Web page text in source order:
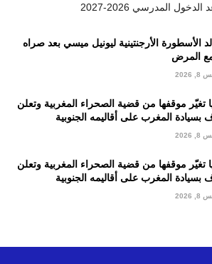
المدرسي 2026-2027
الأسطورة الأرجنتينية ليونيل ميسي بعد صراه
المرض
تغيّر موقفها من قضية الصحراء المغربية وتعلن
بسيادة المغرب على أقاليمه الجنوبية
تغيّر موقفها من قضية الصحراء المغربية وتعلن
بسيادة المغرب على أقاليمه الجنوبية